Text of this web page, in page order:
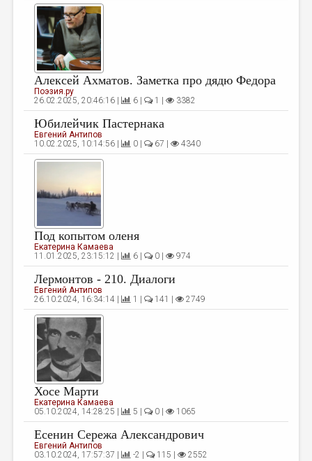
ОТ РЕДАКЦИИ
МАЛАЯ ПРОЗА
ЭССЕИСТИКА
ЛИТЕРАТУРОВЕДЕНИЕ
КУЛЬТУРОВЕДЕНИЕ
ПУБЛИЦИСТИКА
РЕЦЕНЗИРОВАНИЕ
ЦИКЛЫ ПУБЛИКАЦИЙ
ТРЕДИАКОВСКИЙ
МЕДИА
ВКОНТАКТЕ
Алексей Ахматов. Заметка про дядю Федора
Поэзия.ру
26.02.2025, 20:46:16 |
6 | 1 | 3382
Юбилейчик Пастернака
Евгений Антипов
10.02.2025, 10:14:56 |
0 | 67 | 4340
Под копытом оленя
Екатерина Камаева
11.01.2025, 23:15:12 |
6 | 0 | 974
Лермонтов - 210. Диалоги
Евгений Антипов
26.10.2024, 16:34:14 |
1 | 141 | 2749
Хосе Марти
Екатерина Камаева
05.10.2024, 14:28:25 |
5 | 0 | 1065
Есенин Сережа Александрович
Евгений Антипов
03.10.2024, 17:57:37 |
-2 | 115 | 2552